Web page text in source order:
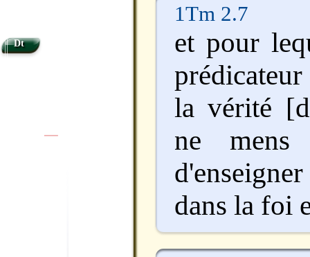
1Tm 2.7
et pour
la vérité
ne
dans la foi
Dt